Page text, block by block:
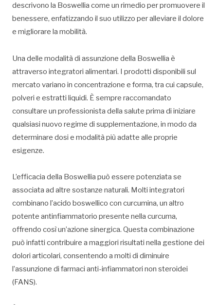
descrivono la Boswellia come un rimedio per promuovere il
benessere, enfatizzando il suo utilizzo per alleviare il dolore
e migliorare la mobilità.
Una delle modalità di assunzione della Boswellia è
attraverso integratori alimentari. I prodotti disponibili sul
mercato variano in concentrazione e forma, tra cui capsule,
polveri e estratti liquidi. È sempre raccomandato
consultare un professionista della salute prima di iniziare
qualsiasi nuovo regime di supplementazione, in modo da
determinare dosi e modalità più adatte alle proprie
esigenze.
L’efficacia della Boswellia può essere potenziata se
associata ad altre sostanze naturali. Molti integratori
combinano l’acido boswellico con curcumina, un altro
potente antinfiammatorio presente nella curcuma,
offrendo così un’azione sinergica. Questa combinazione
può infatti contribuire a maggiori risultati nella gestione dei
dolori articolari, consentendo a molti di diminuire
l’assunzione di farmaci anti-infiammatori non steroidei
(FANS).